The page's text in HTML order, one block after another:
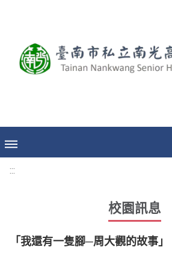
:::
校園訊息
「我還有一隻腳─周大觀的故事」